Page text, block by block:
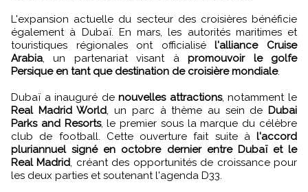
L'expansion actuelle du secteur des croisières bénéficie
également à Dubaï. En mars, les autorités maritimes et
touristiques régionales ont officialisé l'alliance Cruise
Arabia , un partenariat visant àpromouvoir le golfe
Persique en tant que destination de croisière mondiale.
Dubaï a inauguré denouvelles attractions, notamment le
Real Madrid World , un parc à thème au sein de Dubai
Parks and Resorts, le premier sous la marque du célèbre
club de football. Cette ouverture fait suite à l'accord
pluriannuel signé en octobre dernier entre Dubaï et le
Real Madrid , créant des opportunités de croissance pour
les deux parties et soutenant l'agenda D33.